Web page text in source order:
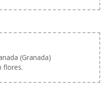
(Granada)
flores.